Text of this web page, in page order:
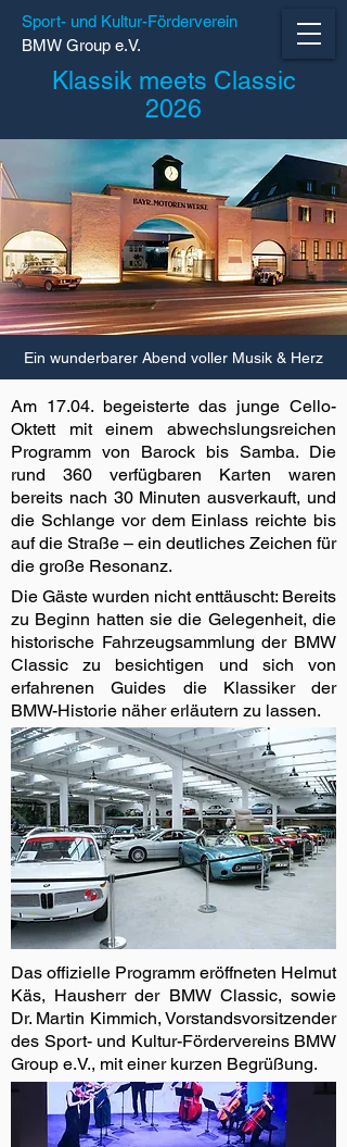
Sport- und Kultur-Förderverein
BMW Group e.V.
Klassik meets Classic
2026
Ein wunderbarer Abend voller Musik & Herz
Am 17.04. begeisterte das junge Cello-
Oktett mit einem abwechslungsreichen
Programm von Barock bis Samba. Die
rund 360 verfügbaren Karten waren
bereits nach 30 Minuten ausverkauft, und
die Schlange vor dem Einlass reichte bis
auf die Straße – ein deutliches Zeichen für
die große Resonanz.
Die Gäste wurden nicht enttäuscht: Bereits
zu Beginn hatten sie die Gelegenheit, die
historische Fahrzeugsammlung der BMW
Classic zu besichtigen und sich von
erfahrenen Guides die Klassiker der
BMW-Historie näher erläutern zu lassen.
Das offizielle Programm eröffneten Helmut
Käs, Hausherr der BMW Classic, sowie
Dr. Martin Kimmich, Vorstandsvorsitzender
des Sport- und Kultur-Fördervereins BMW
Group e.V., mit einer kurzen Begrüßung.